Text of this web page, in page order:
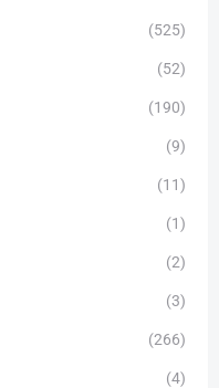
(525)
(52)
(190)
(9)
(11)
(1)
(2)
(3)
(266)
(4)